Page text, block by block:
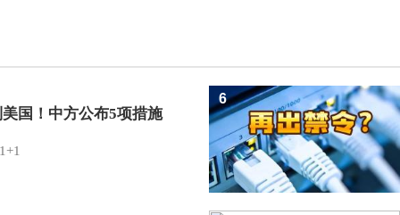
国！中方公布5项措施
6